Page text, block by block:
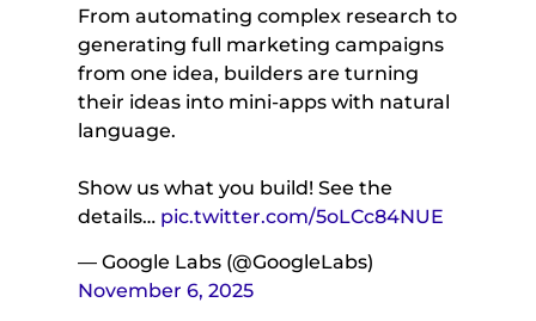
From automating complex research to
generating full marketing campaigns
from one idea, builders are turning
their ideas into mini-apps with natural
language.
Show us what you build! See the
details… pic.twitter.com/5oLCc84NUE
— Google Labs (@GoogleLabs)
November 6, 2025